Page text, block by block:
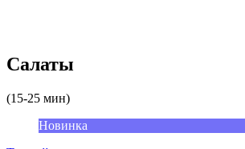
Салаты
(15-25 мин)
Новинка